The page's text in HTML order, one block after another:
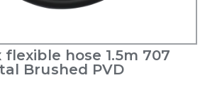
flexible hose 1.5m 707
Brushed PVD